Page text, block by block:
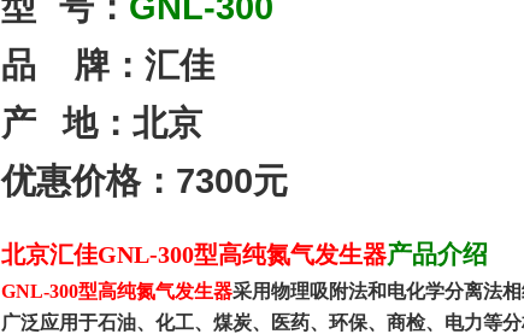
品
牌：汇佳
产
地：北京
优惠价格： 7300元
北京汇佳GNL-300型高纯氮气发生器产品介绍
GNL-300型高纯氮气发生器采用物理吸附法和电化学分离法
广泛应用于石油、化工、煤炭、医药、环保、商检、电力等分